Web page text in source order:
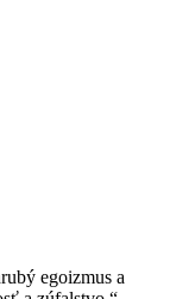
egoizmus a